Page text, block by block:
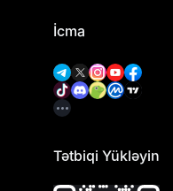
İcma
Tətbiqi Yükləyin